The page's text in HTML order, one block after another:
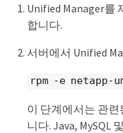
Unified Manager를
합니다.
서버에서 Unified
rpm -e netapp-
이 단계에서는 관
니다. Java, MySQL